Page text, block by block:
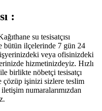
:
su tesisatçısı
bütün ilçelerinde 7 gün 24
veya ofisinizdeki
hizmetinizdeyiz. Hızlı
birlikte nöbetçi tesisatçı
çözüp işinizi sizlere teslim
numaralarımızdan